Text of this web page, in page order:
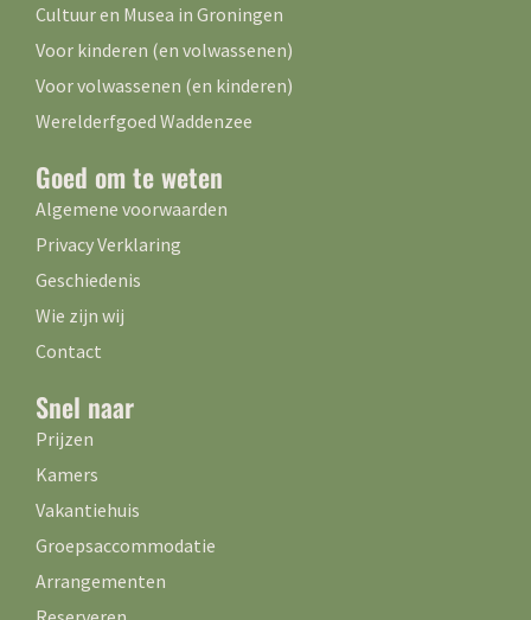
Cultuur en Musea in Groningen
Voor kinderen (en volwassenen)
Voor volwassenen (en kinderen)
Werelderfgoed Waddenzee
Goed om te weten
Algemene voorwaarden
Privacy Verklaring
Geschiedenis
Wie zijn wij
Contact
Snel naar
Prijzen
Kamers
Vakantiehuis
Groepsaccommodatie
Arrangementen